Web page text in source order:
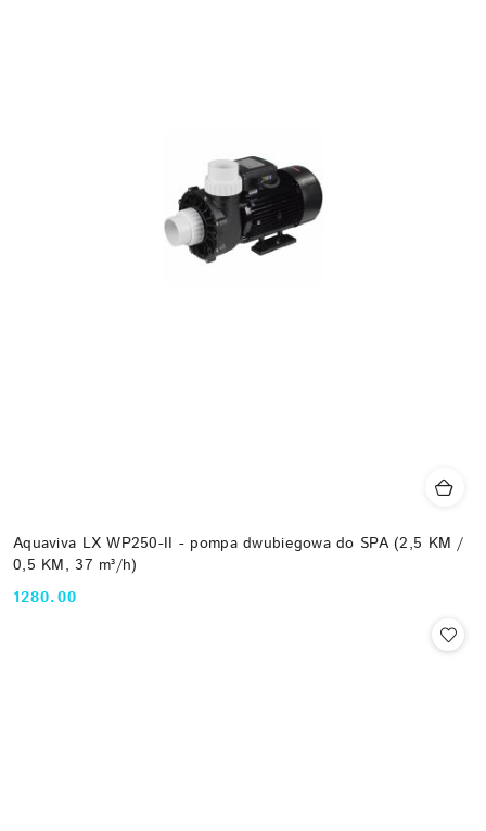
Aquaviva LX WP250-II - pompa dwubiegowa do SPA (2,5 KM /
0,5 KM, 37 m³/h)
Cena:
1280.00